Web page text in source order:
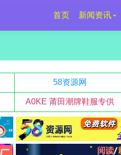
首页 新闻资讯
58资源网
A0KE 莆田潮牌鞋服专供